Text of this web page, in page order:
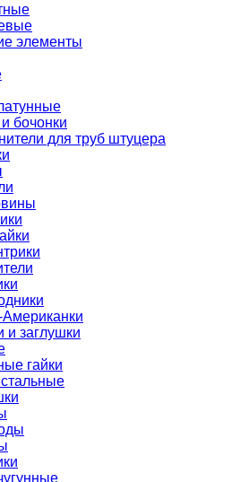
элементы
бочонки
для труб штуцера
и заглушки
гайки